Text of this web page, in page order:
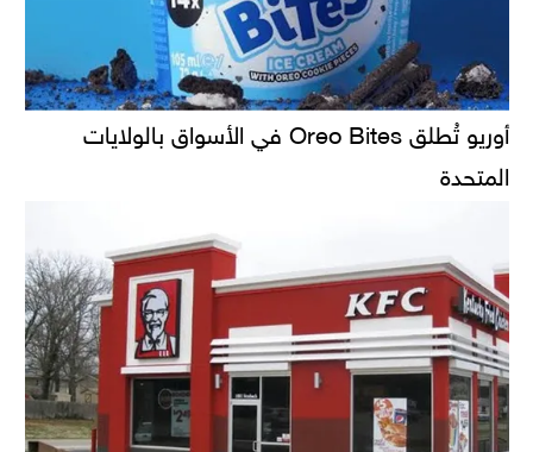
أوريو تُطلق Oreo Bites في الأسواق بالولايات
المتحدة